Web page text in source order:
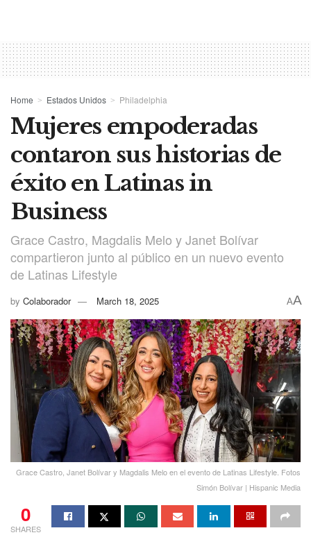
Home Estados Unidos Philadelphia
Mujeres empoderadas
contaron sus historias de
éxito en Latinas in
Business
Grace Castro, Magdalis Melo y Janet Bolívar
compartieron junto al público en un nuevo evento
de Latinas Lifestyle
by Colaborador March 18, 2025 AA
Grace Castro, Janet Bolívar y Magdalis Melo en el evento de Latinas Lifestyle. Fotos
Simón Bolívar | Hispanic Media
0
SHARES